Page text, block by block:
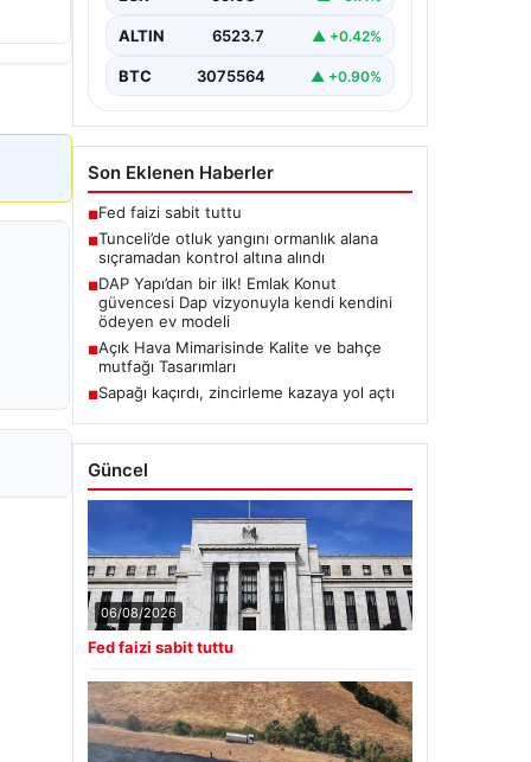
Karyemez köyleri arasında bulunan
belirlenemeyen bir nedenle…
ALTIN 6523.7 ▲ +0.42%
BTC 3075564 ▲ +0.90%
Son Eklenen Haberler
■Fed faizi sabit tuttu
■Tunceli’de otluk yangını ormanlık alana
sıçramadan kontrol altına alındı
■DAP Yapı’dan bir ilk! Emlak Konut
güvencesi Dap vizyonuyla kendi kendini
ödeyen ev modeli
■Açık Hava Mimarisinde Kalite ve bahçe
mutfağı Tasarımları
■Sapağı kaçırdı, zincirleme kazaya yol açtı
Güncel
06/08/2026
Fed faizi sabit tuttu